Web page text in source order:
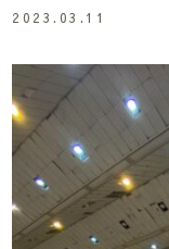
2023.03.11